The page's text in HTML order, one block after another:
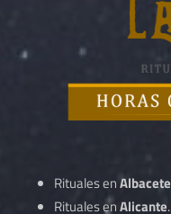
Rituales enAlbacete
Rituales enAlicante.